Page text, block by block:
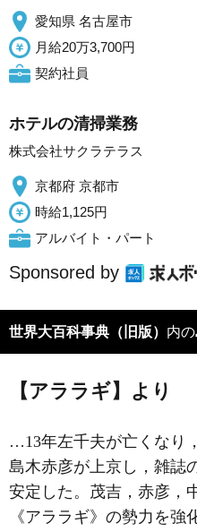
愛知県 名古屋市
月給20万3,700円
契約社員
ホテルの清掃業務
株式会社サクラテラス
京都府 京都市
時給1,125円
アルバイト・パート
Sponsored by
世界大百科事典（旧版） 内の
【アララギ】より
…13年左千夫が亡くなり
島木赤彦が上京し，雑誌
安定した。茂吉，赤彦，
《アララギ》の勢力を